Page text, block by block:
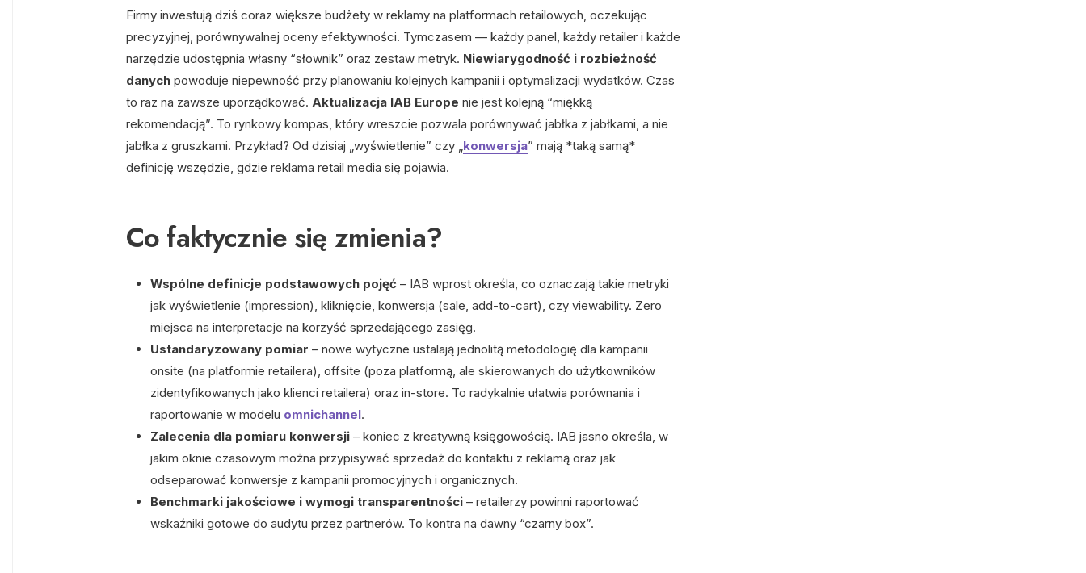
Firmy inwestują dziś coraz większe budżety w reklamy na platformach retailowych, oczekując
precyzyjnej, porównywalnej oceny efektywności. Tymczasem — każdy panel, każdy retailer i każde
narzędzie udostępnia własny “słownik” oraz zestaw metryk. Niewiarygodność i rozbieżność
danych powoduje niepewność przy planowaniu kolejnych kampanii i optymalizacji wydatków. Czas
to raz na zawsze uporządkować. Aktualizacja IAB Europe nie jest kolejną “miękką
rekomendacją”. To rynkowy kompas, który wreszcie pozwala porównywać jabłka z jabłkami, a nie
jabłka z gruszkami. Przykład? Od dzisiaj „wyświetlenie” czy „konwersja” mają *taką samą*
definicję wszędzie, gdzie reklama retail media się pojawia.
Co faktycznie się zmienia?
Wspólne definicje podstawowych pojęć – IAB wprost określa, co oznaczają takie metryki
jak wyświetlenie (impression), kliknięcie, konwersja (sale, add-to-cart), czy viewability. Zero
miejsca na interpretacje na korzyść sprzedającego zasięg.
Ustandaryzowany pomiar – nowe wytyczne ustalają jednolitą metodologię dla kampanii
onsite (na platformie retailera), offsite (poza platformą, ale skierowanych do użytkowników
zidentyfikowanych jako klienci retailera) oraz in-store. To radykalnie ułatwia porównania i
raportowanie w modelu omnichannel.
Zalecenia dla pomiaru konwersji – koniec z kreatywną księgowością. IAB jasno określa, w
jakim oknie czasowym można przypisywać sprzedaż do kontaktu z reklamą oraz jak
odseparować konwersje z kampanii promocyjnych i organicznych.
Benchmarki jakościowe i wymogi transparentności – retailerzy powinni raportować
wskaźniki gotowe do audytu przez partnerów. To kontra na dawny “czarny box”.